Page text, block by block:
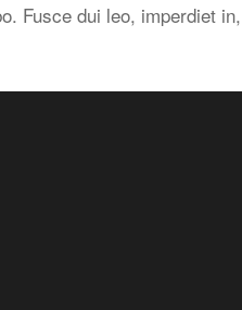
Fusce dui leo, imperdiet in,